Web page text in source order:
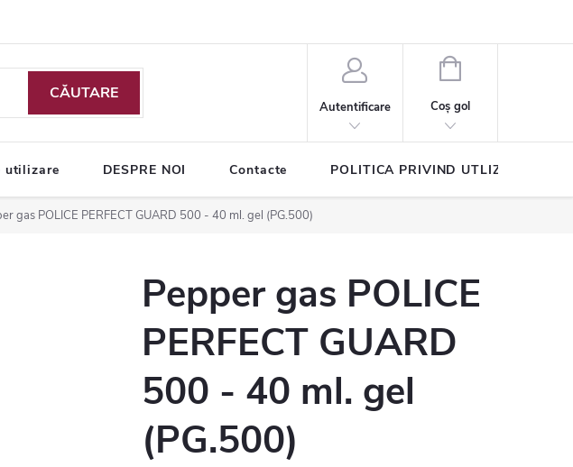
CĂUTARE
Autentificare
COŞ
CUMPĂRĂTURI
Coş gol
utilizare DESPRE NOI Contacte POLITICA PRIVIND UTLIZAREA
gas POLICE PERFECT GUARD 500 - 40 ml. gel (PG.500)
Pepper gas POLICE
PERFECT GUARD
500 - 40 ml. gel
(PG.500)